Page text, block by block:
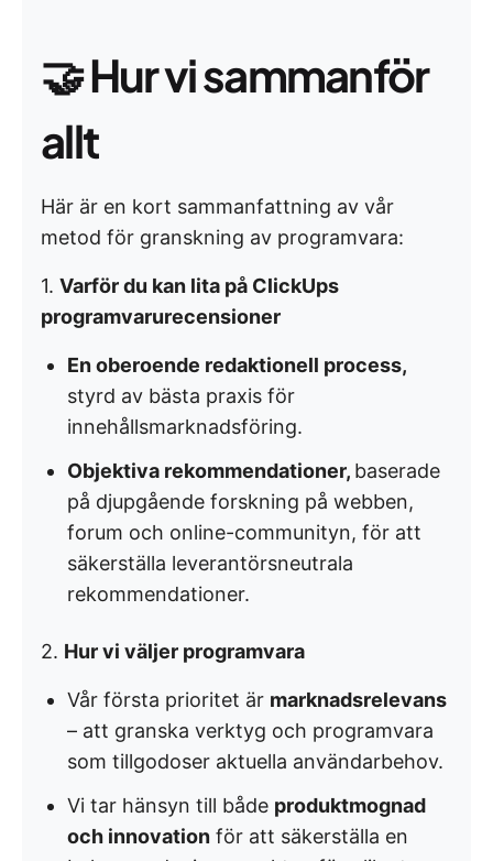
🤝Hur vi sammanför
allt
Här är en kort sammanfattning av vår
metod för granskning av programvara:
1. Varför du kan lita på ClickUps
programvarurecensioner
En oberoende redaktionell process,
styrd av bästa praxis för
innehållsmarknadsföring.
Objektiva rekommendationer, baserade
på djupgående forskning på webben,
forum och online-communityn, för att
säkerställa leverantörsneutrala
rekommendationer.
2. Hur vi väljer programvara
Vår första prioritet är marknadsrelevans
– att granska verktyg och programvara
som tillgodoser aktuella användarbehov.
Vi tar hänsyn till både produktmognad
och innovation för att säkerställa en